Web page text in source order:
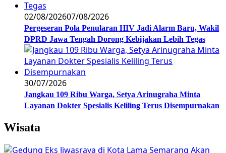
02/08/202607/08/2026
Pergeseran Pola Penularan HIV Jadi Alarm Baru, Wakil
DPRD Jawa Tengah Dorong Kebijakan Lebih Tegas
30/07/2026
Jangkau 109 Ribu Warga, Setya Arinugraha Minta
Layanan Dokter Spesialis Keliling Terus Disempurnakan
Wisata